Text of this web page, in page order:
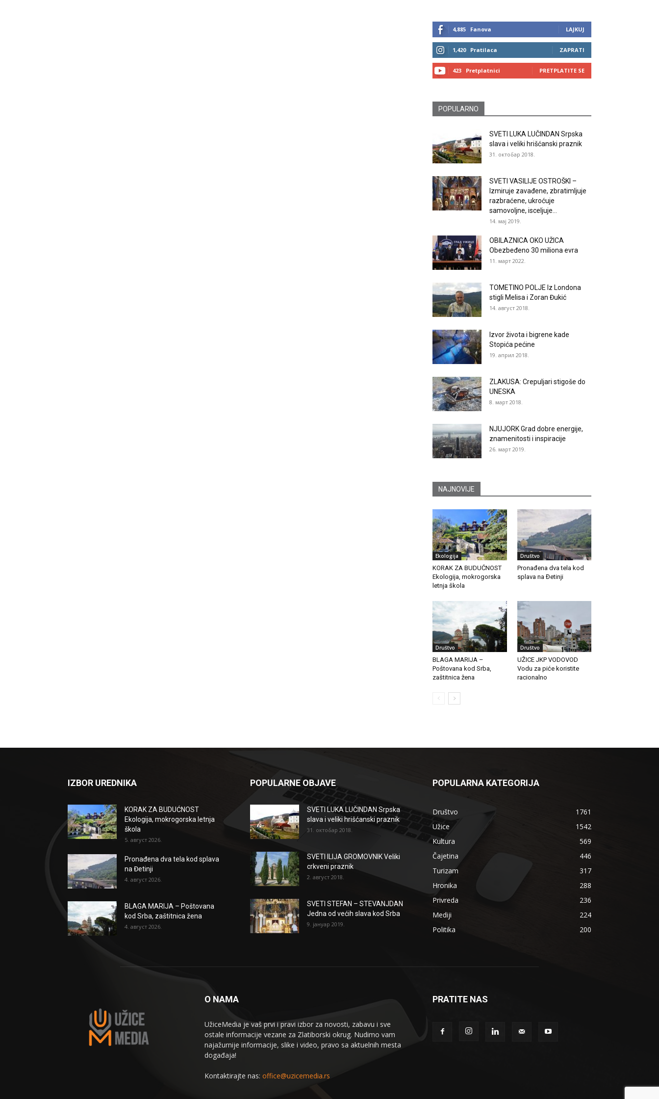
4,885 Fanova LAJKUJ
1,420 Pratilaca ZAPRATI
423 Pretplatnici PRETPLATITE SE
POPULARNO
SVETI LUKA LUČINDAN Srpska
slava i veliki hrišćanski praznik
31. октобар 2018.
SVETI VASILIJE OSTROŠKI –
Izmiruje zavađene, zbratimljuje
razbraćene, ukroćuje
samovoljne, isceljuje...
14. мај 2019.
OBILAZNICA OKO UŽICA
Obezbeđeno 30 miliona evra
11. март 2022.
TOMETINO POLJE Iz Londona
stigli Melisa i Zoran Đukić
14. август 2018.
Izvor života i bigrene kade
Stopića pećine
19. април 2018.
ZLAKUSA: Crepuljari stigoše do
UNESKA
8. март 2018.
NJUJORK Grad dobre energije,
znamenitosti i inspiracije
26. март 2019.
NAJNOVIJE
Ekologija
KORAK ZA BUDUĆNOST
Ekologija, mokrogorska
letnja škola
Društvo
Pronađena dva tela kod
splava na Đetinji
Društvo
BLAGA MARIJA –
Poštovana kod Srba,
zaštitnica žena
Društvo
UŽICE JKP VODOVOD
Vodu za piće koristite
racionalno
IZBOR UREDNIKA
KORAK ZA BUDUĆNOST
Ekologija, mokrogorska letnja
škola
5. август 2026.
Pronađena dva tela kod splava
na Đetinji
4. август 2026.
BLAGA MARIJA – Poštovana
kod Srba, zaštitnica žena
4. август 2026.
POPULARNE OBJAVE
SVETI LUKA LUČINDAN Srpska
slava i veliki hrišćanski praznik
31. октобар 2018.
SVETI ILIJA GROMOVNIK Veliki
crkveni praznik
2. август 2018.
SVETI STEFAN – STEVANJDAN
Jedna od većih slava kod Srba
9. јануар 2019.
POPULARNA KATEGORIJA
Društvo
1761
Užice
1542
Kultura
569
Čajetina
446
Turizam
317
Hronika
288
Privreda
236
Mediji
224
Politika
200
O NAMA
UžiceMedia je vaš prvi i pravi izbor za novosti, zabavu i sve
ostale informacije vezane za Zlatiborski okrug. Nudimo vam
najažurnije informacije, slike i video, pravo sa aktuelnih mesta
događaja!
Kontaktirajte nas: office@uzicemedia.rs
PRATITE NAS